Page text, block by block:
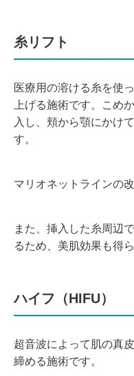
糸リフト
医療用の溶ける糸を使
上げる施術です。こめ
入し、頬から顎にかけ
す。
マリオネットラインの
また、挿入した糸周辺
るため、美肌効果も得ら
ハイフ（HIFU）
超音波によって肌の真
締める施術です。